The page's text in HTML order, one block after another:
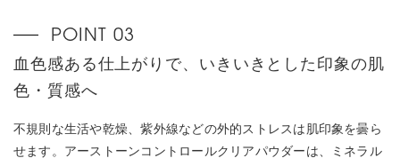
血色感ある仕上がりで、いきいきとした印象の肌
色・質感へ
不規則な生活や乾燥、紫外線などの外的ストレスは肌印象を曇ら
せます。アーストーンコントロールクリアパウダーは、ミネラル